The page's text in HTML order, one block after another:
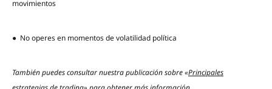
movimientos
● No operes en momentos de volatilidad política
También puedes consultar nuestra publicación sobre «Principales